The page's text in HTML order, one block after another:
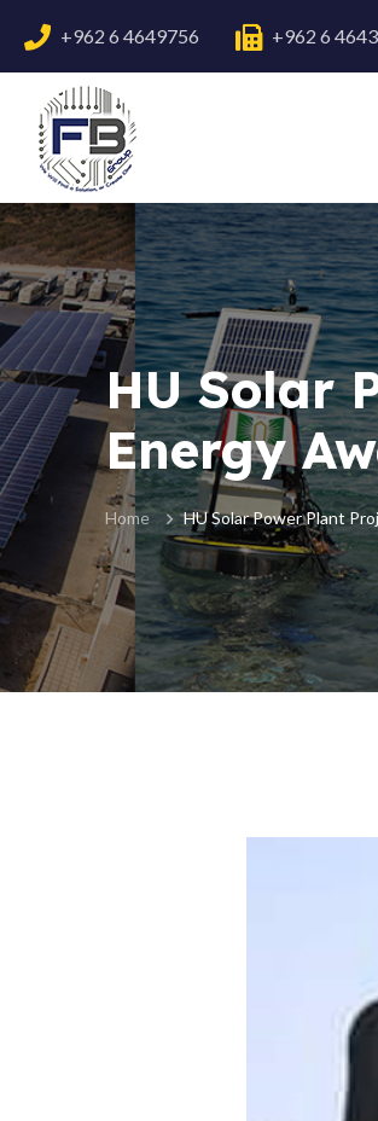
+962 6 4649756 +962 6
HU Solar
Energy
Home HU Solar Power Plant